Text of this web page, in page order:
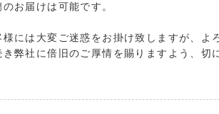
お届けは可能です。
には大変ご迷惑をお掛け致しますが、よ
弊社に倍旧のご厚情を賜りますよう、切